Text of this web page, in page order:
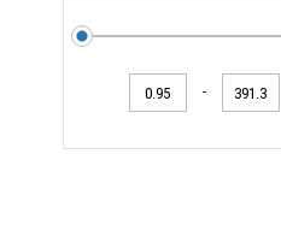
-